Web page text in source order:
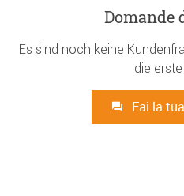
Domande
Es sind noch keine
die
Fai la